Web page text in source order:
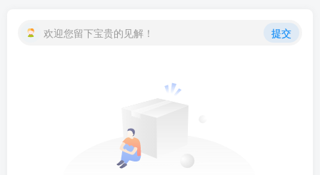
欢迎您留下宝贵的见解！ 提交